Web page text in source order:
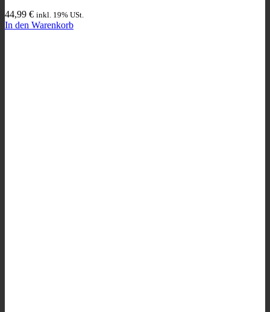
44,99 € inkl. 19% USt.
In den Warenkorb